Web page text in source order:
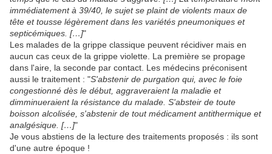
immédiatement à 39/40, le sujet se plaint de violents maux de
tête et tousse légèrement dans les variétés pneumoniques et
septicémiques. […]"
Les malades de la grippe classique peuvent récidiver mais en
aucun cas ceux de la grippe violette. La première se propage
dans l'aire, la seconde par contact. Les médecins préconisent
aussi le traitement : "S'abstenir de purgation qui, avec le foie
congestionné dès le début, aggraveraient la maladie et
dimminueraient la résistance du malade. S'absteir de toute
boisson alcolisée, s'abstenir de tout médicament antithermique et
analgésique. […]"
Je vous abstiens de la lecture des traitements proposés : ils sont
d'une autre époque !